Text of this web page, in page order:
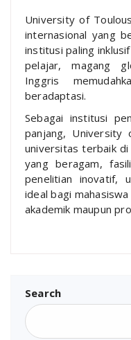
University of
internasional yang
institusi paling
pelajar, magang
Inggris
beradaptasi.
Sebagai institusi
panjang, University
universitas terbaik
yang beragam,
penelitian inovatif,
ideal bagi
akademik maupun
Search